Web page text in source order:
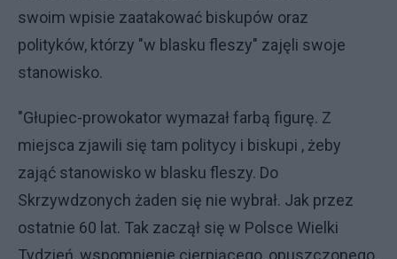
swoim wpisie zaatakować biskupów oraz
polityków, którzy "w blasku fleszy" zajęli swoje
stanowisko.
"Głupiec-prowokator wymazał farbą figurę. Z
miejsca zjawili się tam politycy i biskupi , żeby
zająć stanowisko w blasku fleszy. Do
Skrzywdzonych żaden się nie wybrał. Jak przez
ostatnie 60 lat. Tak zaczął się w Polsce Wielki
Tydzień, wspomnienie cierpiącego, opuszczonego,